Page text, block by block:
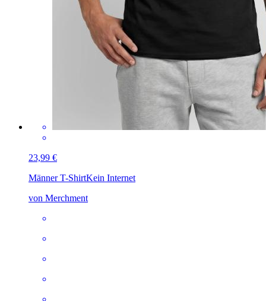
23,99 €
Männer T-ShirtKein Internet
von Merchment